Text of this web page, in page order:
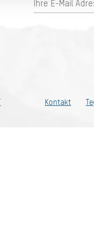
Kontakt